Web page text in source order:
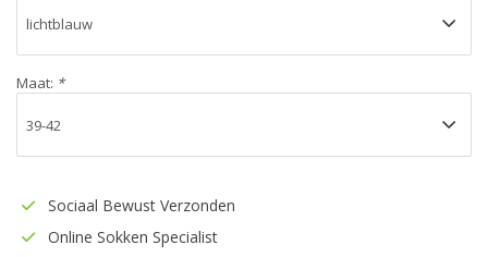
Maat: *
Sociaal Bewust Verzonden
Online Sokken Specialist